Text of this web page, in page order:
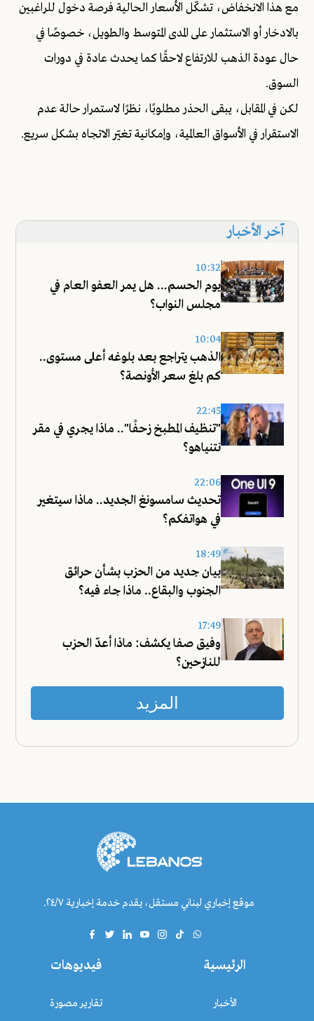
مع هذا الانخفاض، تشكّل الأسعار الحالية فرصة دخول للراغبين
بالادخار أو الاستثمار على المدى المتوسط والطويل، خصوصًا في
حال عودة الذهب للارتفاع لاحقًا كما يحدث عادة في دورات
السوق.
لكن في المقابل، يبقى الحذر مطلوبًا، نظرًا لاستمرار حالة عدم
الاستقرار في الأسواق العالمية، وإمكانية تغيّر الاتجاه بشكل سريع.
آخر الأخبار
10:32
يوم الحسم... هل يمر العفو العام في
مجلس النواب؟
10:04
الذهب يتراجع بعد بلوغه أعلى مستوى..
كم بلغ سعر الأونصة؟
22:45
"تنظيف المطبخ زحفًا".. ماذا يجري في مقر
نتنياهو؟
22:06
تحديث سامسونغ الجديد.. ماذا سيتغير
في هواتفكم؟
18:49
بيان جديد من الحزب بشأن حرائق
الجنوب والبقاع.. ماذا جاء فيه؟
17:49
وفيق صفا يكشف: ماذا أعدّ الحزب
للنازحين؟
المزيد
موقع إخباري لبناني مستقل، يقدم خدمة إخبارية ٢٤/٧.
الرئيسية
الأخبار
فيديوهات
تقارير مصورة